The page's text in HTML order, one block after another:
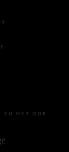
EU MET ODR